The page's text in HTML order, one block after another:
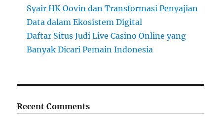
Syair HK Oovin dan Transformasi Penyajian
Data dalam Ekosistem Digital
Daftar Situs Judi Live Casino Online yang
Banyak Dicari Pemain Indonesia
Recent Comments